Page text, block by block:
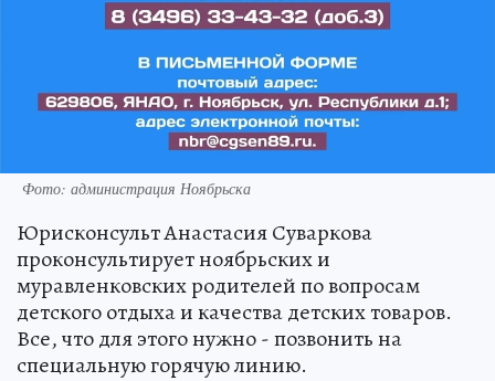
Фото: администрация Ноябрьска
Юрисконсульт Анастасия Суваркова
проконсультирует ноябрьских и
муравленковских родителей по вопросам
детского отдыха и качества детских товаров.
Все, что для этого нужно - позвонить на
специальную горячую линию.